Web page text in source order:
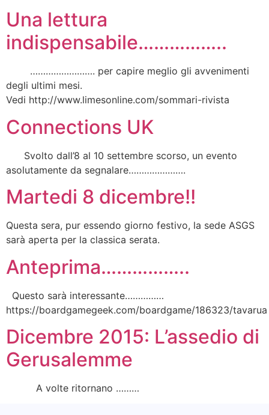
Una lettura
indispensabile……………..
……………………. per capire meglio gli avvenimenti
degli ultimi mesi.
Vedi http://www.limesonline.com/sommari-rivista
Connections UK
Svolto dall’8 al 10 settembre scorso, un evento
asolutamente da segnalare………………….
Martedi 8 dicembre!!
Questa sera, pur essendo giorno festivo, la sede ASGS
sarà aperta per la classica serata.
Anteprima……………..
Questo sarà interessante……………
https://boardgamegeek.com/boardgame/186323/tavarua
Dicembre 2015: L’assedio di
Gerusalemme
A volte ritornano ………